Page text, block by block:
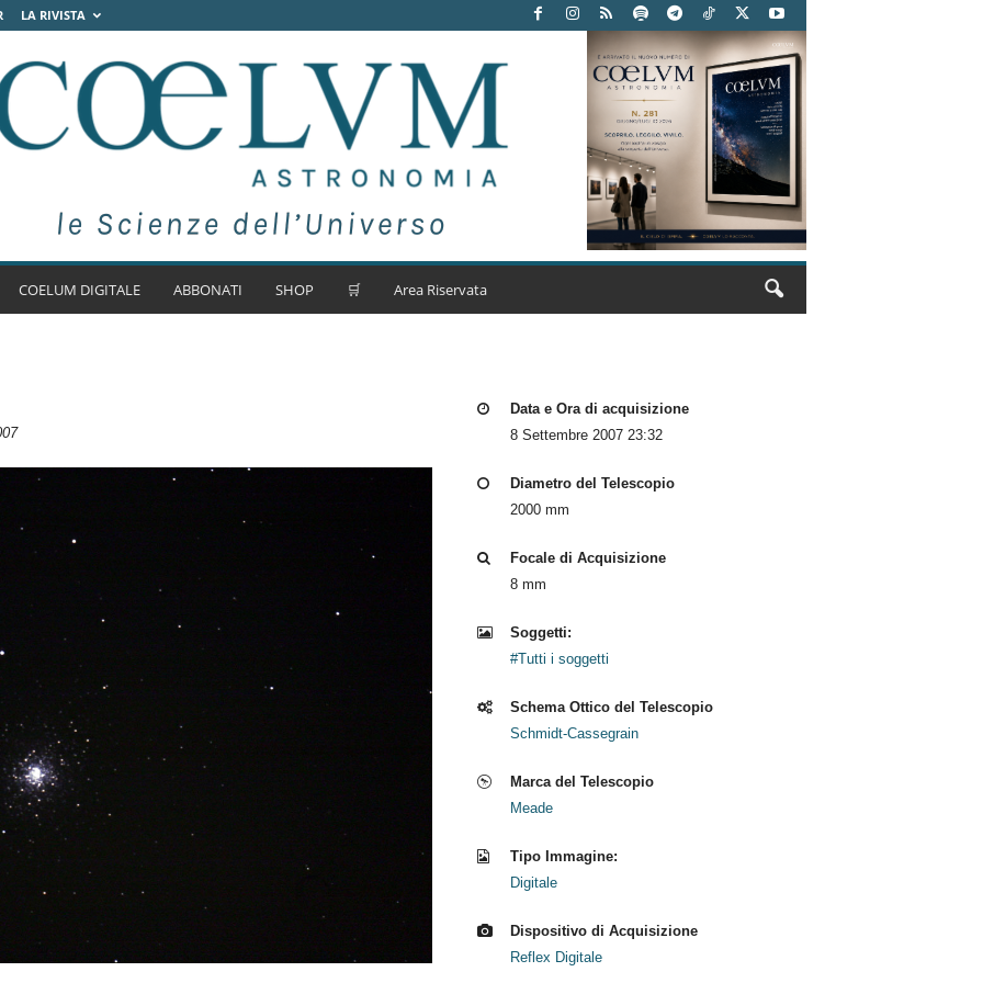
LA RIVISTA
COELUM DIGITALE ABBONATI SHOP 🛒 Area Riservata
Data e Ora di acquisizione
8 Settembre 2007 23:32
Diametro del Telescopio
2000 mm
Focale di Acquisizione
8 mm
Soggetti:
#Tutti i soggetti
Schema Ottico del Telescopio
Schmidt-Cassegrain
Marca del Telescopio
Meade
Tipo Immagine:
Digitale
Dispositivo di Acquisizione
Reflex Digitale